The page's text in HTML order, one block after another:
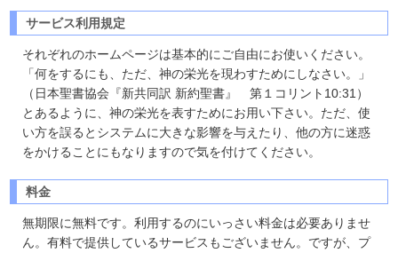
サービス利用規定
それぞれのホームページは基本的にご自由にお使いください。
「何をするにも、ただ、神の栄光を現わすためにしなさい。」
（日本聖書協会『新共同訳 新約聖書』 第１コリント10:31）
とあるように、神の栄光を表すためにお用い下さい。ただ、使
い方を誤るとシステムに大きな影響を与えたり、他の方に迷惑
をかけることにもなりますので気を付けてください。
料金
無期限に無料です。利用するのにいっさい料金は必要ありませ
ん。有料で提供しているサービスもございません。ですが、プ